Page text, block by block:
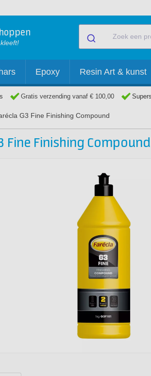
Epoxy Resin Art & kunst
Gratis verzending vanaf € 100,00
G3 Fine Finishing Compound
Fine Finishing Compound